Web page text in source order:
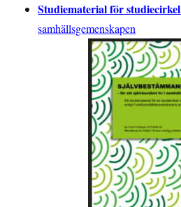
Studiematerial för studiecirkel
samhällsgemenskapen